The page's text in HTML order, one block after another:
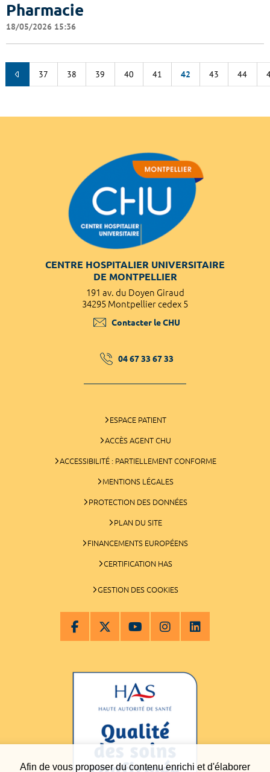
Afin de vous proposer du contenu enrichi et d'élaborer
Pharmacie
18/05/2026 15:36
37 38 39 40 41 42 43 44
CENTRE HOSPITALIER UNIVERSITAIRE
DE MONTPELLIER
191 av. du Doyen Giraud
34295 Montpellier cedex 5
Contacter le CHU
04 67 33 67 33
ESPACE PATIENT
ACCÈS AGENT CHU
ACCESSIBILITÉ : PARTIELLEMENT CONFORME
MENTIONS LÉGALES
PROTECTION DES DONNÉES
PLAN DU SITE
FINANCEMENTS EUROPÉENS
CERTIFICATION HAS
GESTION DES COOKIES